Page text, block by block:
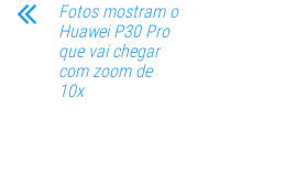
Fotos mostram o
Huawei P30 Pro
que vai chegar
com zoom de
10x